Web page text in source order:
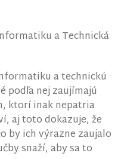
a Technická
a technickú
podľa nej zaujímajú
ktorí inak nepatria
aj toto dokazuje, že
by ich výrazne zaujalo
snaží, aby sa to